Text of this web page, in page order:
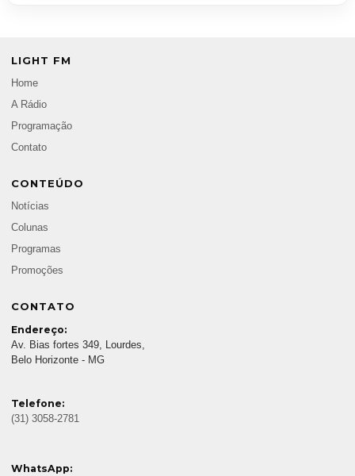
LIGHT FM
Home
A Rádio
Programação
Contato
CONTEÚDO
Notícias
Colunas
Programas
Promoções
CONTATO
Endereço:
Av. Bias fortes 349, Lourdes,
Belo Horizonte - MG
Telefone:
(31) 3058-2781
WhatsApp: